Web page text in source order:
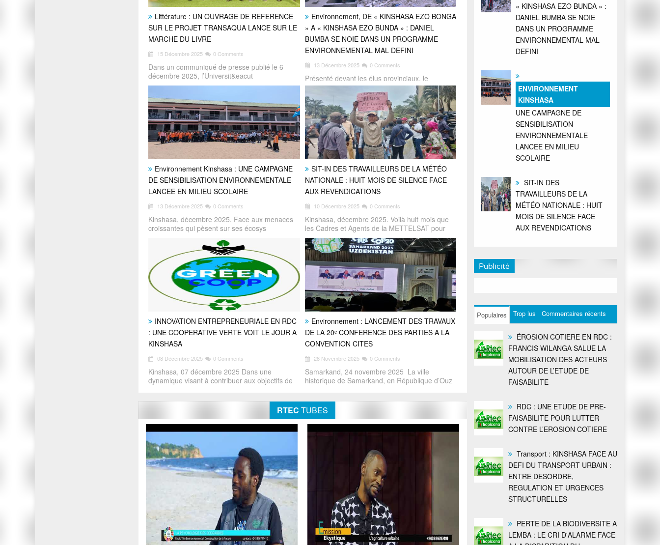
Littérature : UN OUVRAGE DE REFERENCE
SUR LE PROJET TRANSAQUA LANCE SUR LE
MARCHE DU LIVRE
15 Décembre 2025 0 Comments
Dans un communiqué de presse publié le 6
décembre 2025, l’Universit&eacut
Environnement, DE « KINSHASA EZO BONGA
» A « KINSHASA EZO BUNDA » : DANIEL
BUMBA SE NOIE DANS UN PROGRAMME
ENVIRONNEMENTAL MAL DEFINI
13 Décembre 2025 0 Comments
Présenté devant les élus provinciaux, le
programme de la Ville de Kinshasa expo
Environnement Kinshasa : UNE CAMPAGNE
DE SENSIBILISATION ENVIRONNEMENTALE
LANCEE EN MILIEU SCOLAIRE
13 Décembre 2025 0 Comments
Kinshasa, décembre 2025. Face aux menaces
croissantes qui pèsent sur ses écosys
SIT-IN DES TRAVAILLEURS DE LA MÉTÉO
NATIONALE : HUIT MOIS DE SILENCE FACE
AUX REVENDICATIONS
10 Décembre 2025 0 Comments
Kinshasa, décembre 2025. Voilà huit mois que
les Cadres et Agents de la METTELSAT pour
INNOVATION ENTREPRENEURIALE EN RDC
: UNE COOPERATIVE VERTE VOIT LE JOUR A
KINSHASA
08 Décembre 2025 0 Comments
Kinshasa, 07 décembre 2025 Dans une
dynamique visant à contribuer aux objectifs de
Environnement : LANCEMENT DES TRAVAUX
DE LA 20ᵉ CONFERENCE DES PARTIES A LA
CONVENTION CITES
28 Novembre 2025 0 Comments
Samarkand, 24 novembre 2025 La ville
historique de Samarkand, en République d’Ouz
RTEC TUBES
« KINSHASA EZO BUNDA » :
DANIEL BUMBA SE NOIE
DANS UN PROGRAMME
ENVIRONNEMENTAL MAL
DEFINI
ENVIRONNEMENT
KINSHASA
UNE CAMPAGNE DE
SENSIBILISATION
ENVIRONNEMENTALE
LANCEE EN MILIEU
SCOLAIRE
SIT-IN DES
TRAVAILLEURS DE LA
MÉTÉO NATIONALE : HUIT
MOIS DE SILENCE FACE
AUX REVENDICATIONS
Publicité
Populaires Trop lus Commentaires récents
ÉROSION COTIERE EN RDC :
FRANCIS WILANGA SALUE LA
MOBILISATION DES ACTEURS
AUTOUR DE L’ETUDE DE
FAISABILITE
RDC : UNE ETUDE DE PRE-
FAISABILITE POUR LUTTER
CONTRE L’EROSION COTIERE
Transport : KINSHASA FACE AU
DEFI DU TRANSPORT URBAIN :
ENTRE DESORDRE,
REGULATION ET URGENCES
STRUCTURELLES
PERTE DE LA BIODIVERSITE A
LEMBA : LE CRI D'ALARME FACE